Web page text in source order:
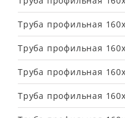
Труба профильная
Труба профильная
Труба профильная
Труба профильная